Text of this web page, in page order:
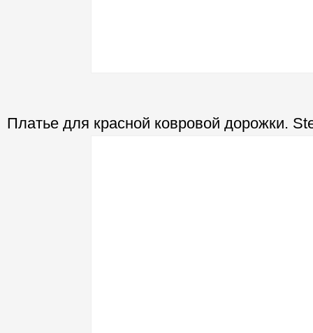
Платье для красной ковровой дорожки.